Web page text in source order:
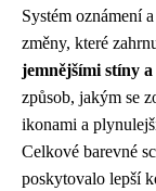
Systém oznámení
změny, které
jemnějšími stíny
způsob, jakým se
ikonami a
Celkové barevné
poskytovalo lepší